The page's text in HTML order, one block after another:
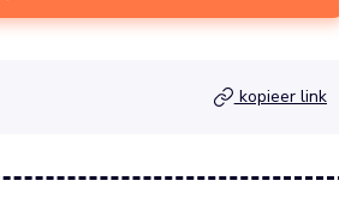
kopieer link